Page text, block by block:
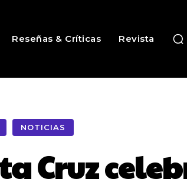
Reseñas & Críticas Revista
NOTICIAS
Cruz